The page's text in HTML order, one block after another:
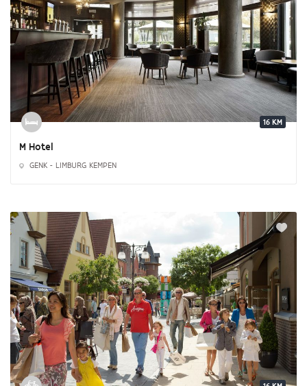
16 KM
M Hotel
GENK - LIMBURG KEMPEN